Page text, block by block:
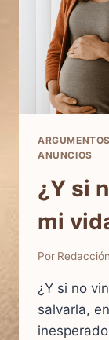
ARGUMENTOS
ANUNCIOS
¿Y si
mi
Por Redacción
¿Y si no
salvarla,